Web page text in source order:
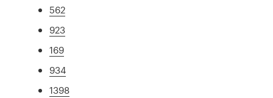
562
923
169
934
1398